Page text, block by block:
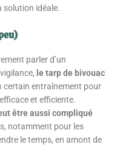
solution idéale.
parler d’un
le tarp de bivouac
certain entraînement pour
et efficiente.
être aussi compliqué
notamment pour les
le temps, en amont de